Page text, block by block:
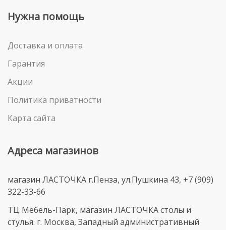
Нужна помощь
Доставка и оплата
Гарантия
Акции
Политика приватности
Карта сайта
Адреса магазинов
магазин ЛАСТОЧКА г.Пенза, ул.Пушкина 43, +7 (909)
322-33-66
ТЦ Мебель-Парк, магазин ЛАСТОЧКА столы и
стулья. г. Москва, Западный административный